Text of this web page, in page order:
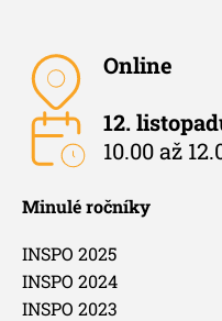
Online
12.
10.00 až
Minulé ročníky
INSPO 2025
INSPO 2024
INSPO 2023